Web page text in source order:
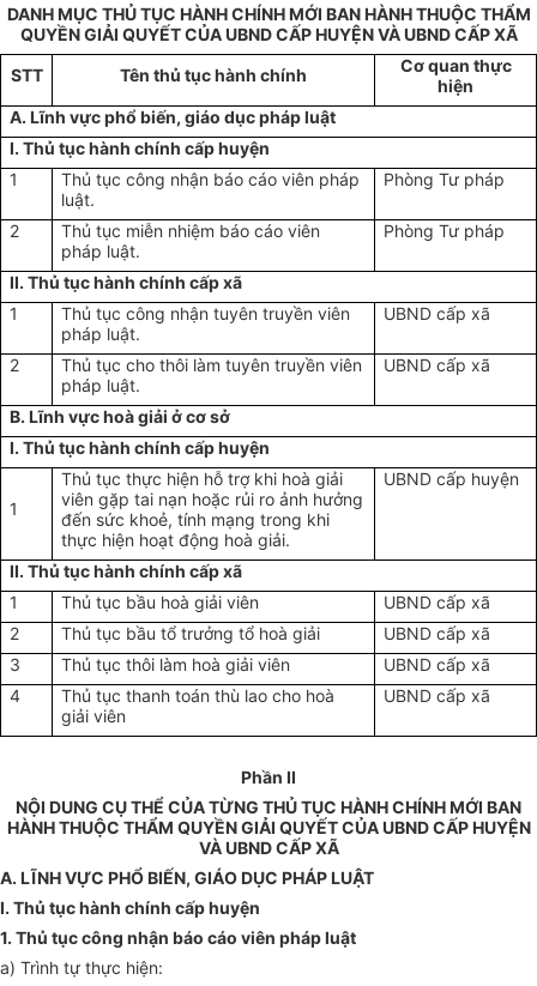
DANH MỤC THỦ TỤC HÀNH CHÍNH MỚI BAN HÀNH THUỘC THẨM
QUYỀN GIẢI QUYẾT CỦA UBND CẤP HUYỆN VÀ UBND CẤP XÃ
STT
Tên thủ tục hành chính
Cơ quan thực
hiện
A. Lĩnh vực phổ biến, giáo dục pháp luật
I. Thủ tục hành chính cấp huyện
1
Thủ tục công nhận báo cáo viên pháp
luật.
Phòng Tư pháp
2
Thủ tục miễn nhiệm báo cáo viên
pháp luật.
Phòng Tư pháp
II. Thủ tục hành chính cấp xã
1
Thủ tục công nhận tuyên truyền viên
pháp luật.
UBND cấp xã
2
Thủ tục cho thôi làm tuyên truyền viên
pháp luật.
UBND cấp xã
B. Lĩnh vực hoà giải ở cơ sở
I. Thủ tục hành chính cấp huyện
1
Thủ tục thực hiện hỗ trợ khi hoà giải
viên gặp tai nạn hoặc rủi ro ảnh hưởng
đến sức khoẻ, tính mạng trong khi
thực hiện hoạt động hoà giải.
UBND cấp huyện
II. Thủ tục hành chính cấp xã
1
Thủ tục bầu hoà giải viên
UBND cấp xã
2
Thủ tục bầu tổ trưởng tổ hoà giải
UBND cấp xã
3
Thủ tục thôi làm hoà giải viên
UBND cấp xã
4
Thủ tục thanh toán thù lao cho hoà
giải viên
UBND cấp xã
Phần II
NỘI DUNG CỤ THỂ CỦA TỪNG THỦ TỤC HÀNH CHÍNH MỚI BAN
HÀNH THUỘC THẨM QUYỀN GIẢI QUYẾT CỦA UBND CẤP HUYỆN
VÀ UBND CẤP XÃ
A. LĨNH VỰC PHỔ BIẾN, GIÁO DỤC PHÁP LUẬT
I. Thủ tục hành chính cấp huyện
1. Thủ tục công nhận báo cáo viên pháp luật
a) Trình tự thực hiện: